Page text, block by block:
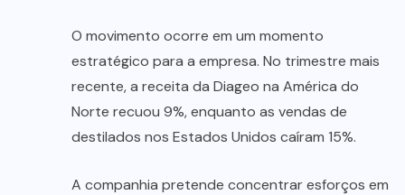
O movimento ocorre em um momento
estratégico para a empresa. No trimestre mais
recente, a receita da Diageo na América do
Norte recuou 9%, enquanto as vendas de
destilados nos Estados Unidos caíram 15%.
A companhia pretende concentrar esforços em